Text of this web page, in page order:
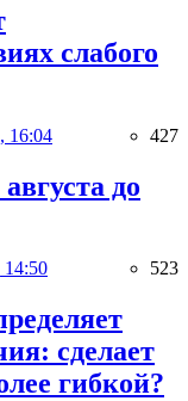
слабого
16:04 427
до
14:50 523
сделает
гибкой?